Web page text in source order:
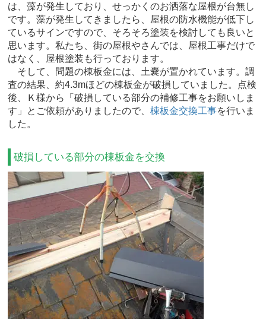
は、藻が発生しており、せっかくのお洒落な屋根が台無し
です。藻が発生してきましたら、屋根の防水機能が低下し
ているサインですので、そろそろ塗装を検討しても良いと
思います。私たち、街の屋根やさんでは、屋根工事だけで
はなく、屋根塗装も行っております。
そして、問題の棟板金には、土嚢が置かれています。調
査の結果、約4.3mほどの棟板金が破損していました。点検
後、Ｋ様から「破損している部分の補修工事をお願いしま
す」とご依頼がありましたので、棟板金交換工事を行いま
した。
破損している部分の棟板金を交換